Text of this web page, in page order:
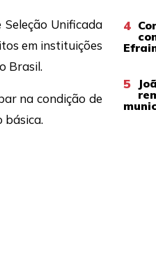
Unificada
em instituições
Brasil.
na condição de
básica.
4
5